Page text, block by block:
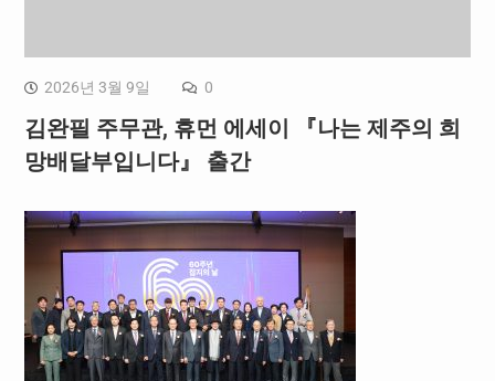
2026년 3월 9일 0
김완필 주무관, 휴먼 에세이 『나는 제주의 희
망배달부입니다』 출간